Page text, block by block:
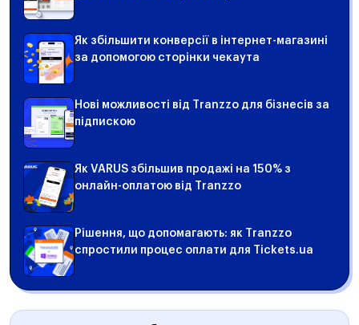
Як збільшити конверсії в інтернет-магазині
за допомогою сторінки чекаута
Нові можливості від Tranzzo для бізнесів за
підпискою
Як VARUS збільшив продажі на 150% з
онлайн-оплатою від Tranzzo
Рішення, що допомагають: як Tranzzo
спростили процес оплати для Tickets.ua